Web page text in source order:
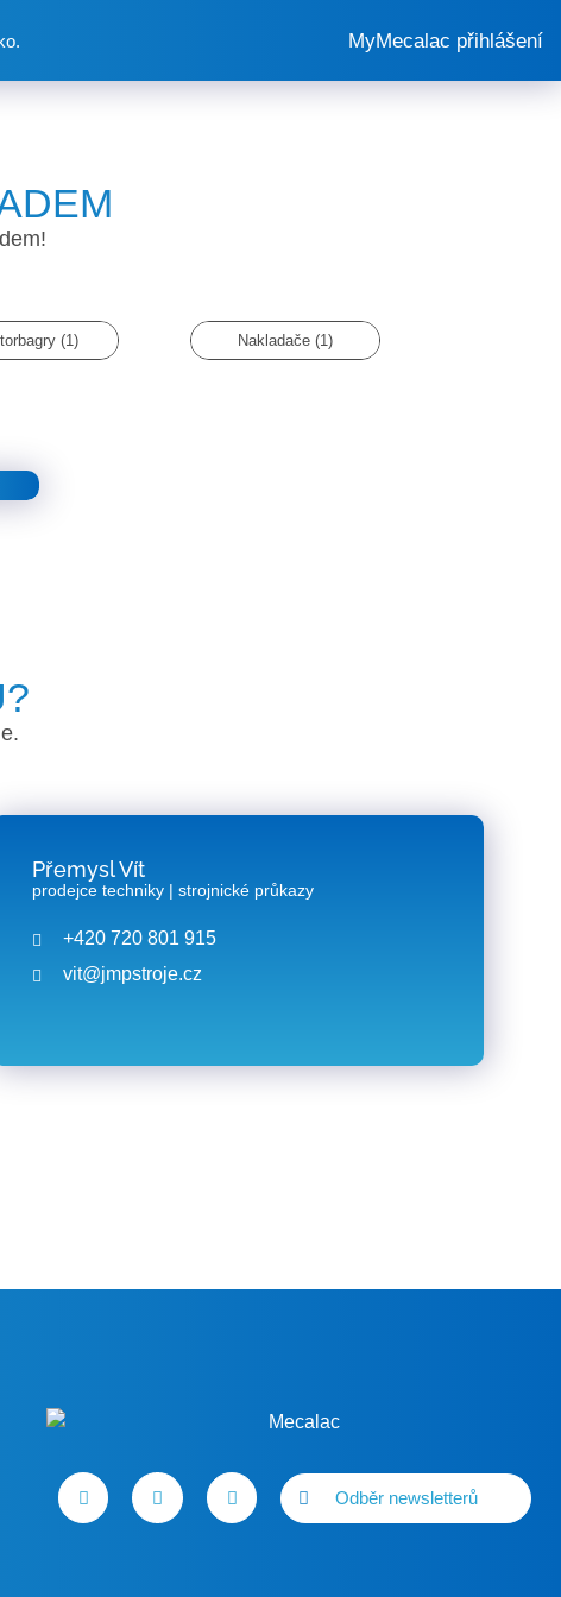
MyMecalac přihlášení
(1) Nakladače (1)
Přemysl Vít
prodejce techniky | strojnické průkazy
+420 720 801 915
vit@jmpstroje.cz
Odběr newsletterů